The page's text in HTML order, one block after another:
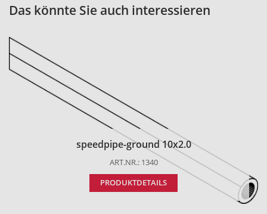
Das könnte Sie auch interessieren
speedpipe-ground 10x2.0
ART.NR.: 1340
PRODUKTDETAILS